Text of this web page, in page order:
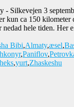
Silkevejen 3
ca 150
hele tiden. Her
Bibi,Almaty,æsel,
,Paniflov,
,yurt,Zhaskeshu